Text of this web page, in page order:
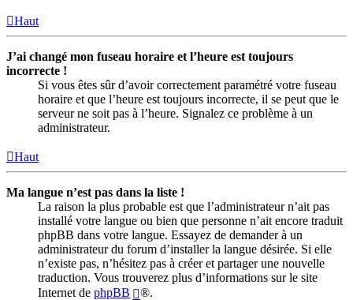
Haut
J’ai changé mon fuseau horaire et l’heure est toujours
incorrecte !
Si vous êtes sûr d’avoir correctement paramétré votre fuseau
horaire et que l’heure est toujours incorrecte, il se peut que le
serveur ne soit pas à l’heure. Signalez ce problème à un
administrateur.
Haut
Ma langue n’est pas dans la liste !
La raison la plus probable est que l’administrateur n’ait pas
installé votre langue ou bien que personne n’ait encore traduit
phpBB dans votre langue. Essayez de demander à un
administrateur du forum d’installer la langue désirée. Si elle
n’existe pas, n’hésitez pas à créer et partager une nouvelle
traduction. Vous trouverez plus d’informations sur le site
Internet de phpBB ®.